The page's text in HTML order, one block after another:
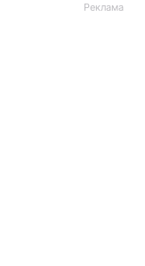
Реклама